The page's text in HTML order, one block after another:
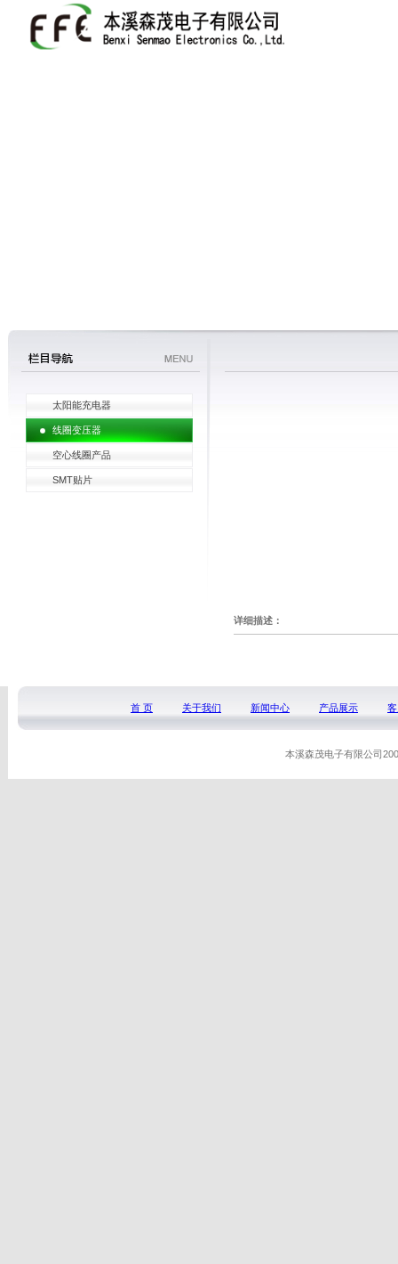
太阳能充电器
线圈变压器
空心线圈产品
SMT贴片
详细描述：
首 页 关于我们 新闻中心 产品展示
本溪森茂电子有限公司